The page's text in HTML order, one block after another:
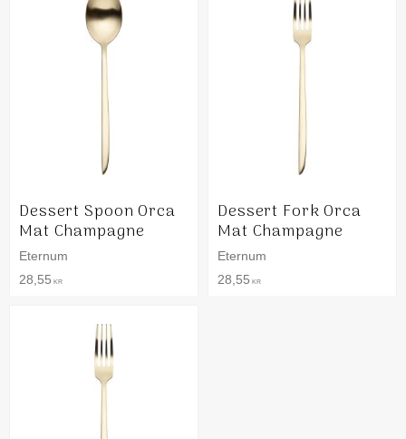
Dessert Spoon Orca
Mat Champagne
Eternum
28,55 KR
Dessert Fork Orca
Mat Champagne
Eternum
28,55 KR